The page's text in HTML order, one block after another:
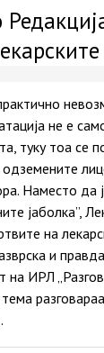
не е
туку тоа се
Наместо да
јаболка”,
на
и
на ИРЛ